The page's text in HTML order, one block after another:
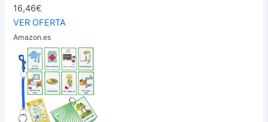
16,46€
VER OFERTA
Amazon.es